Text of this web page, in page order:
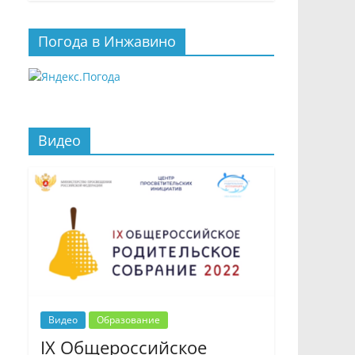
Погода в Инжавино
Видео
Видео Образование
IX Общероссийское